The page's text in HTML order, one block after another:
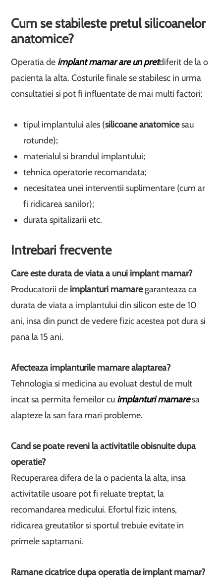
Cum se stabileste pretul silicoanelor
anatomice?
Operatia de implant mamar are un pretdiferit de la o
pacienta la alta. Costurile finale se stabilesc in urma
consultatiei si pot fi influentate de mai multi factori:
tipul implantului ales (silicoane anatomicesau
rotunde);
materialul si brandul implantului;
tehnica operatorie recomandata;
necesitatea unei interventii suplimentare (cum ar
fi ridicarea sanilor);
durata spitalizarii etc.
Intrebari frecvente
Care este durata de viata a unui implant mamar?
Producatorii de implanturi mamaregaranteaza ca
durata de viata a implantului din silicon este de 10
ani, insa din punct de vedere fizic acestea pot dura si
pana la 15 ani.
Afecteazaimplanturile mamarealaptarea?
Tehnologia si medicina au evoluat destul de mult
incat sa permita femeilor cu implanturi mamaresa
alapteze la san fara mari probleme.
Cand se poate reveni la activitatile obisnuite dupa
operatie?
Recuperarea difera de la o pacienta la alta, insa
activitatile usoare pot fi reluate treptat, la
recomandarea medicului. Efortul fizic intens,
ridicarea greutatilor si sportul trebuie evitate in
primele saptamani.
Ramane cicatrice dupa operatia de implant mamar?